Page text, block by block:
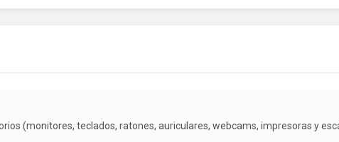
(monitores, teclados, ratones, auriculares, webcams, impresoras y